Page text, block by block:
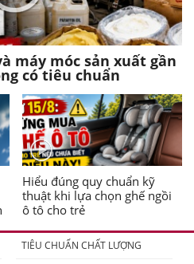
máy móc sản xuất gần
có tiêu chuẩn
Hiểu đúng quy chuẩn kỹ
thuật khi lựa chọn ghế ngồi
ô tô cho trẻ
TIÊU CHUẨN CHẤT LƯỢNG